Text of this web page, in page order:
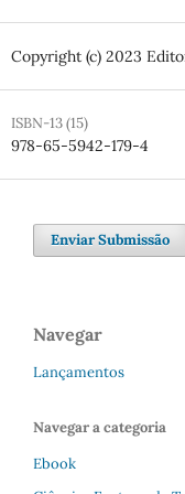
Copyright (c) 2023
ISBN-13 (15)
978-65-5942-179-4
Enviar Submissão
Navegar
Lançamentos
Navegar a categoria
Ebook